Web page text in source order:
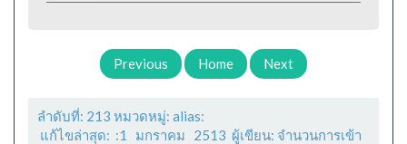
Previous Home Next
ลำดับที่: 213 หมวดหมู่: alias:
แก้ไขล่าสุด: :1 มกราคม 2513 ผู้เขียน: จำนวนการเข้า